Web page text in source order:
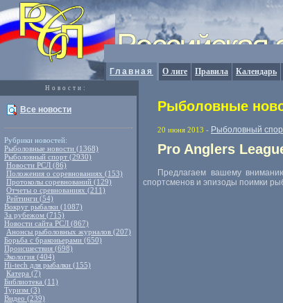
Главная О лиге Правила Календарь
Новости:
Все новости
Рубрики новостей:
Рыболовные новости (1368)
Рыболовный спорт (2930)
Новости РСЛ (86)
Положения о соревнованиях (153)
Протоколы соревнований (129)
Отчеты о сревнованиях (211)
Рейтинги (54)
Вокруг рыбалки (1087)
За рубежом (715)
Новости сайта РСЛ (867)
Анонсы рыболовных журналов (207)
Борьба с браконьерами (650)
Происшествия (698)
Экология (404)
Hi-tech для рыбалки (155)
Катера (7)
Библиотека (11)
Туризм (3)
Видео (239)
Рыболовные
20 июня 2013 - Рыболовный
Pro Anglers
Предлагаем вашему
спортсменов и эпизоды поимки